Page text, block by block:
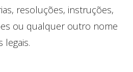
resoluções, instruções,
ou qualquer outro nome
legais.